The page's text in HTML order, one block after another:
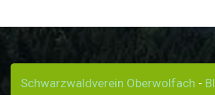
Schwarzwaldverein Oberwolfach -